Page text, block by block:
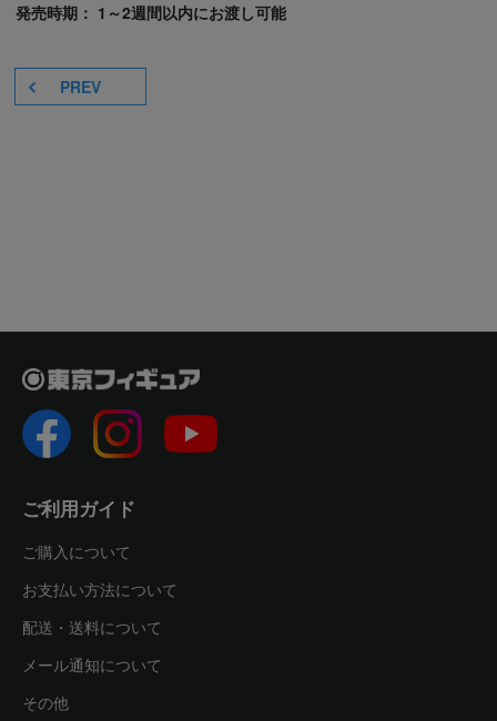
発売時期： 1～2週間以内にお渡し可能
PREV
ご利用ガイド
ご購入について
お支払い方法について
配送・送料について
メール通知について
その他